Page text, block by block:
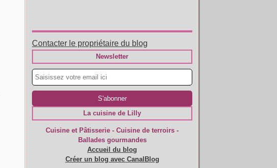
Contacter le propriétaire du blog
Newsletter
La cuisine de Lilly
Cuisine et Pâtisserie - Cuisine de terroirs -
Ballades gourmandes
Accueil du blog
Créer un blog avec CanalBlog